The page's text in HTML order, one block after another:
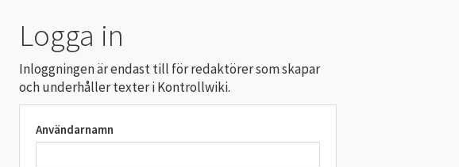
Logga in
Inloggningen är endast till för redaktörer som skapar
och underhåller texter i Kontrollwiki.
Användarnamn